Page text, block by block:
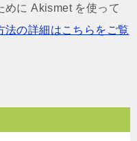
めに Akismet を使って
法の詳細はこちらをご覧